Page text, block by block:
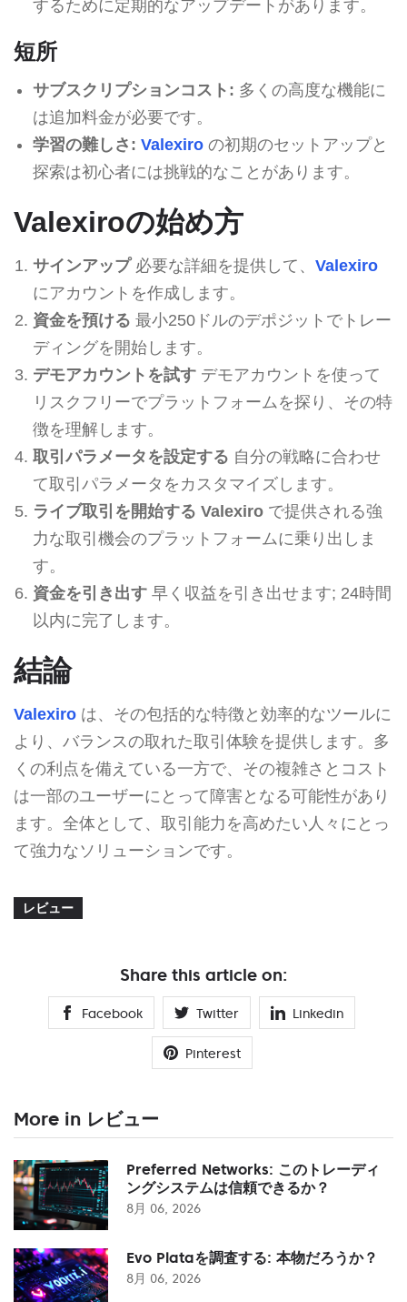
するために定期的なアップデートがあります。
短所
サブスクリプションコスト: 多くの高度な機能に
は追加料金が必要です。
学習の難しさ: Valexiroの初期のセットアップと
探索は初心者には挑戦的なことがあります。
Valexiroの始め方
サインアップ必要な詳細を提供して、 Valexiro
にアカウントを作成します。
資金を預ける 最小250ドルのデポジットでトレー
ディングを開始します。
デモアカウントを試すデモアカウントを使って
リスクフリーでプラットフォームを探り、その特
徴を理解します。
取引パラメータを設定する 自分の戦略に合わせ
て取引パラメータをカスタマイズします。
ライブ取引を開始する Valexiroで提供される強
力な取引機会のプラットフォームに乗り出しま
す。
資金を引き出す早く収益を引き出せます; 24時間
以内に完了します。
結論
Valexiro は、その包括的な特徴と効率的なツールに
より、バランスの取れた取引体験を提供します。多
くの利点を備えている一方で、その複雑さとコスト
は一部のユーザーにとって障害となる可能性があり
ます。全体として、取引能力を高めたい人々にとっ
て強力なソリューションです。
レビュー
Share this article on:
Facebook Twitter Linkedin
Pinterest
More in レビュー
Preferred Networks: このトレーディ
ングシステムは信頼できるか？
8月 06, 2026
Evo Plataを調査する: 本物だろうか？
8月 06, 2026